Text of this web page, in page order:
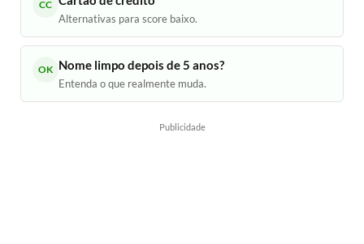
CC
Alternativas para score baixo.
OK Nome limpo depois de 5 anos?
Entenda o que realmente muda.
Publicidade